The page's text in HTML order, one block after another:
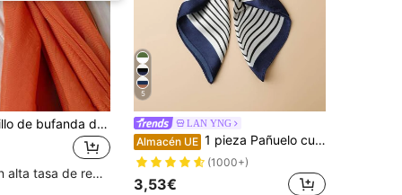
1/3 piezas Anillo de bufanda de seda oblato delgado, clips de chal de metal dorado, hebilla deslizante para bufandas, pasador de bufanda de seda, clips de chal, sujetador de chal, accesorios para bufanda
Clientes con alta tasa de repetición
5
LAN YNG
Almacén UE 1 pieza Pañuelo cuadrado de 60cm de seda sintética con estampado geométrico, accesorio versátil para hombres y mujeres, apto para uso diario, primavera/verano
(1000+)
3,53€